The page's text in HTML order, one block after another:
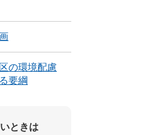
の環境配慮
要綱
ときは